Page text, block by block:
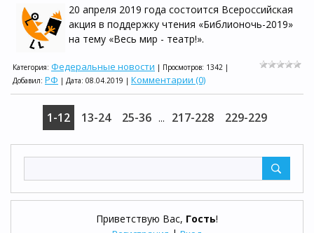
Приветствую Вас, Гость!
20 апреля 2019 года состоится Всероссийская
акция в поддержку чтения «Библионочь-2019»
на тему «Весь мир - театр!».
Категория: Федеральные новости | Просмотров: 1342 |
Добавил: РФ | Дата: 08.04.2019 | Комментарии (0)
1-12 13-24 25-36 ... 217-228 229-229